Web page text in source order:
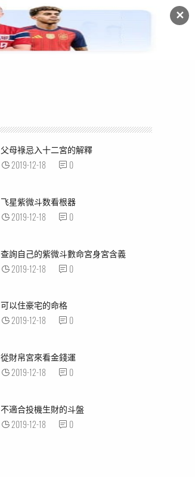
✕
紫微杂谈
父母祿忌入十二宮的解釋
2019-12-18 0
飞星紫微斗数看根器
2019-12-18 0
查詢自己的紫微斗數命宮身宮含義
2019-12-18 0
可以住豪宅的命格
2019-12-18 0
從財帛宮來看金錢運
2019-12-18 0
不適合投機生財的斗盤
2019-12-18 0